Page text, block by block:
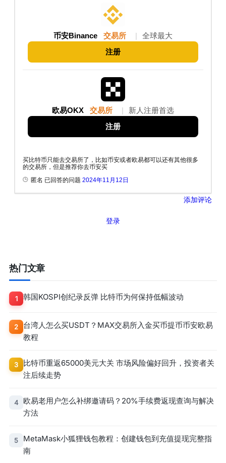
币安Binance 交易所 全球最大
注册
欧易OKX 交易所 新人注册首选
注册
买比特币只能去交易所了，比如币安或者欧易都可以还有其他很多
的交易所，但是推荐你去币安买
匿名 已回答的问题 2024年11月12日
添加评论
登录
热门文章
1 韩国KOSPI创纪录反弹 比特币为何保持低幅波动
2
台湾人怎么买USDT？MAX交易所入金买币提币币安欧易
教程
3
比特币重返65000美元大关 市场风险偏好回升，投资者关
注后续走势
4
欧易老用户怎么补绑邀请码？20%手续费返现查询与解决
方法
5
MetaMask小狐狸钱包教程：创建钱包到充值提现完整指
南